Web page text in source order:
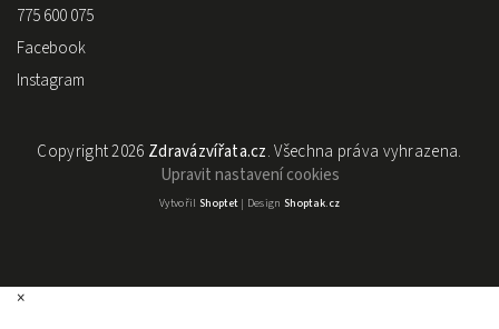
775 600 075
Facebook
Instagram
Copyright 2026 Zdravázvířata.cz. Všechna práva vyhrazena.
Upravit nastavení cookies
Vytvořil Shoptet| Design Shoptak.cz
×